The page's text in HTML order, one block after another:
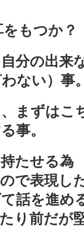
もつか？
分の出来
ない）事
まずはこ
事。
たせる為
で表現し
話を進め
り前だが